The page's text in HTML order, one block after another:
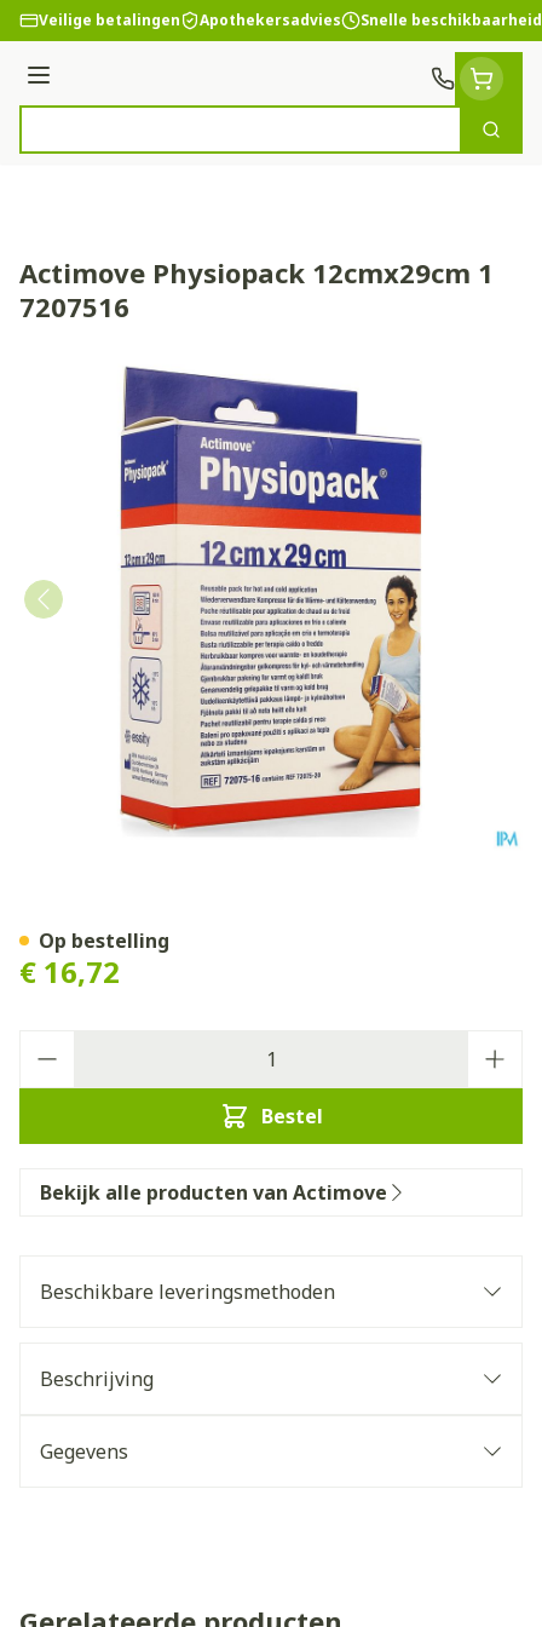
Ga naar de inhoud
Veilige betalingen Apothekersadvies Snelle beschikbaarheid
Menu
Zoek
Actimove Physiopack 12cmx29cm 1
7207516
€ 16,72
Bestel
Op bestelling
Bekijk alle producten van Actimove
Beschikbare leveringsmethoden
Beschrijving
Gegevens